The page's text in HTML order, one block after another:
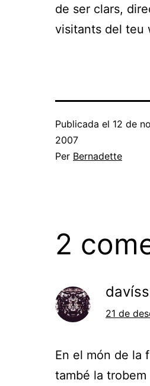
de ser clars,
visitants del teu
Publicada el 12 de
2007
Per Bernadette
2
davíss
21 de
En el món de la
també la